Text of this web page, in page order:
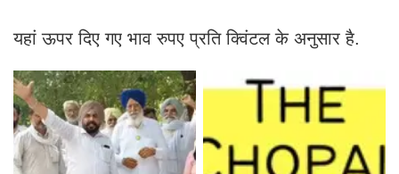
यहां ऊपर दिए गए भाव रुपए प्रति क्विंटल के अनुसार है.